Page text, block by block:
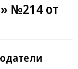
№214 от